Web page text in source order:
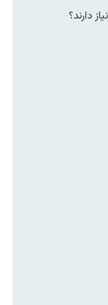
دارند؟